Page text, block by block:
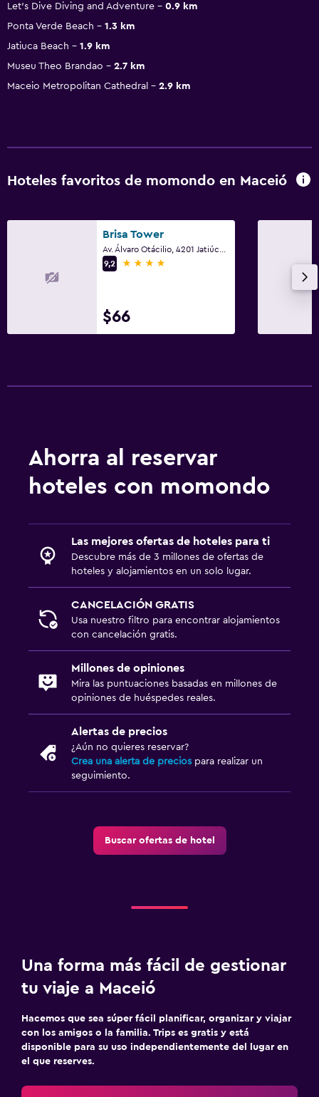
Let's Dive Diving and Adventure
0.9 km
Ponta Verde Beach
1.3 km
Jatiuca Beach
1.9 km
Museu Theo Brandao
2.7 km
Maceio Metropolitan Cathedral
2.9 km
Hoteles favoritos de momondo en Maceió
Brisa Tower
9,2
4 estrellas
$66
Ahorra al reservar
hoteles con momondo
Las mejores ofertas de hoteles para ti
Descubre más de 3 millones de ofertas de
hoteles y alojamientos en un solo lugar.
CANCELACIÓN GRATIS
Usa nuestro filtro para encontrar alojamientos
con cancelación gratis.
Millones de opiniones
Mira las puntuaciones basadas en millones de
opiniones de huéspedes reales.
Alertas de precios
¿Aún no quieres reservar?
Crea una alerta de precios para realizar un
seguimiento.
Buscar ofertas de hotel
Una forma más fácil de gestionar
tu viaje a Maceió
Hacemos que sea súper fácil planificar, organizar y viajar
con los amigos o la familia. Trips es gratis y está
disponible para su uso independientemente del lugar en
el que reserves.